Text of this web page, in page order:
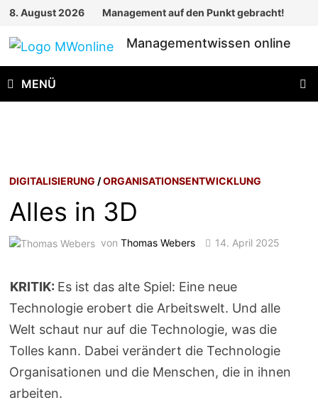
Zum
springen
8. August 2026 Management auf den Punkt gebracht!
Managementwissen online
MENÜ
DIGITALISIERUNG /ORGANISATIONSENTWICKLUNG
Alles in 3D
vonThomas Webers 14. April 2025
KRITIK: Es ist das alte Spiel: Eine neue
Technologie erobert die Arbeitswelt. Und alle
Welt schaut nur auf die Technologie, was die
Tolles kann. Dabei verändert die Technologie
Organisationen und die Menschen, die in ihnen
arbeiten.